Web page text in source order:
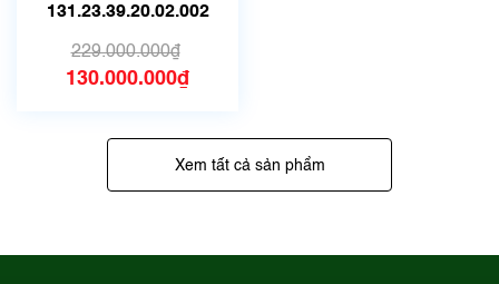
131.23.39.20.02.002
229.000.000₫
130.000.000₫
Xem tất cả sản phẩm